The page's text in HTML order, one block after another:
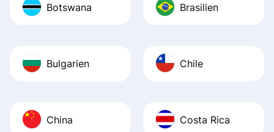
Botswana Brasilien
Bulgarien Chile
China Costa Rica